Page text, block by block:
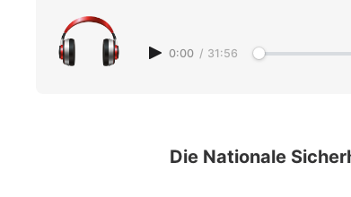
0:00 / 31:56
Die Nationale